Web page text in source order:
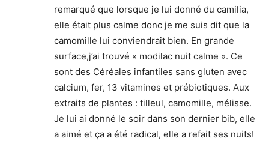
remarqué que lorsque je lui donné du camilia,
elle était plus calme donc je me suis dit que la
camomille lui conviendrait bien. En grande
surface,j’ai trouvé « modilac nuit calme ». Ce
sont des Céréales infantiles sans gluten avec
calcium, fer, 13 vitamines et prébiotiques. Aux
extraits de plantes : tilleul, camomille, mélisse.
Je lui ai donné le soir dans son dernier bib, elle
a aimé et ça a été radical, elle a refait ses nuits!